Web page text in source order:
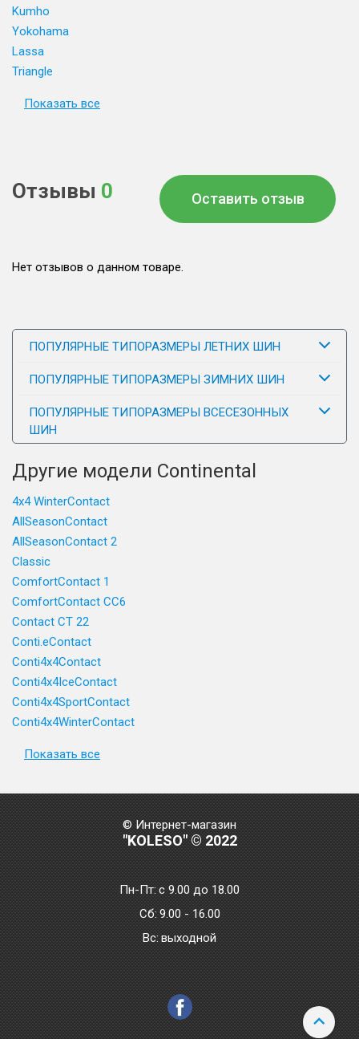
Kumho
Yokohama
Lassa
Triangle
Показать все
Отзывы 0 Оставить отзыв
Нет отзывов о данном товаре.
ПОПУЛЯРНЫЕ ТИПОРАЗМЕРЫ ЛЕТНИХ ШИН
ПОПУЛЯРНЫЕ ТИПОРАЗМЕРЫ ЗИМНИХ ШИН
ПОПУЛЯРНЫЕ ТИПОРАЗМЕРЫ ВСЕСЕЗОННЫХ
ШИН
Другие модели Continental
4x4 WinterContact
AllSeasonContact
AllSeasonContact 2
Classic
ComfortContact 1
ComfortContact CC6
Contact CT 22
Conti.eContact
Conti4x4Contact
Conti4x4IceContact
Conti4x4SportContact
Conti4x4WinterContact
Показать все
© Интернет-магазин
"KOLESO" © 2022
Пн-Пт:с 9.00 до 18.00
Сб: 9.00 - 16.00
Bc: выходной